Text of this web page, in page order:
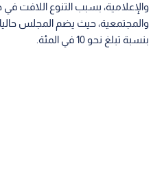
والإعلامية، بسبب التنوع اللافت في
بنسبة تبلغ نحو 10 في المئة.